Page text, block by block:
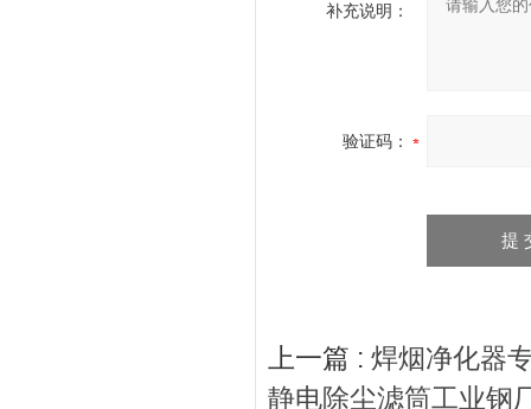
补充说明：
验证码：
上一篇 : 焊烟净化器
静电除尘滤筒工业钢